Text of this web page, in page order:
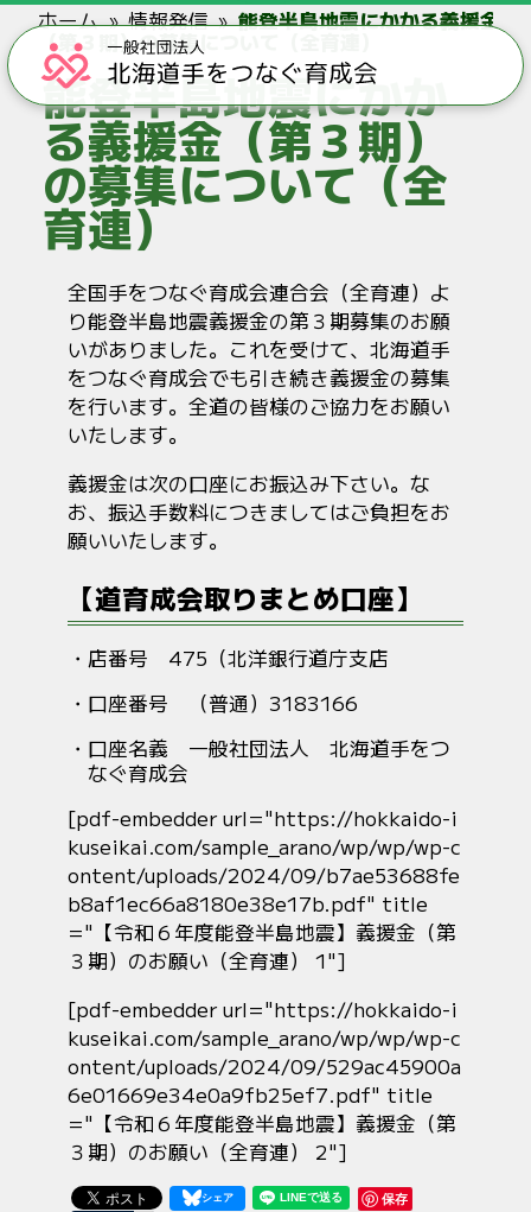
ホーム 情報発信 能登半島地震にかかる義援金
（第３期）の募集について（全育連）
能登半島地震にかか
る義援金（第３期）
の募集について（全
育連）
全国手をつなぐ育成会連合会（全育連）よ
り能登半島地震義援金の第３期募集のお願
いがありました。これを受けて、北海道手
をつなぐ育成会でも引き続き義援金の募集
を行います。全道の皆様のご協力をお願い
いたします。
義援金は次の口座にお振込み下さい。な
お、振込手数料につきましてはご負担をお
願いいたします。
【道育成会取りまとめ口座】
店番号 475（北洋銀行道庁支店
口座番号 （普通）3183166
口座名義 一般社団法人 北海道手をつ
なぐ育成会
[pdf-embedder url="https://hokkaido-i
kuseikai.com/sample_arano/wp/wp/wp-c
ontent/uploads/2024/09/b7ae53688fe
b8af1ec66a8180e38e17b.pdf" title
="【令和６年度能登半島地震】義援金（第
３期）のお願い（全育連） 1"]
[pdf-embedder url="https://hokkaido-i
kuseikai.com/sample_arano/wp/wp/wp-c
ontent/uploads/2024/09/529ac45900a
6e01669e34e0a9fb25ef7.pdf" title
="【令和６年度能登半島地震】義援金（第
３期）のお願い（全育連） 2"]
保存